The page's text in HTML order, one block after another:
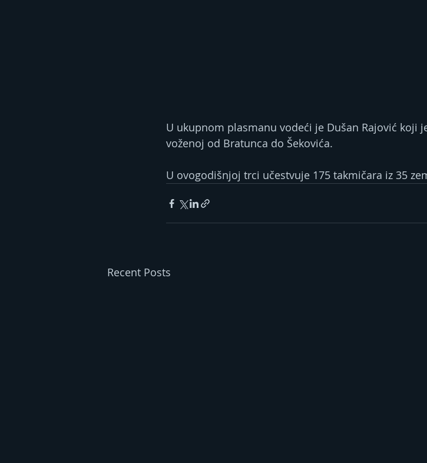
U ukupnom plasmanu vodeći je Dušan Rajović koji
voženoj od Bratunca do Šekovića.
U ovogodišnjoj trci učestvuje 175 takmičara iz 35
Recent Posts